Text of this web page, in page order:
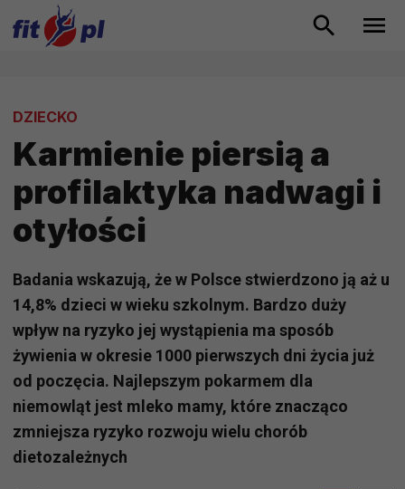
DZIECKO
Karmienie piersią a
profilaktyka nadwagi i
otyłości
Badania wskazują, że w Polsce stwierdzono ją aż u
14,8% dzieci w wieku szkolnym. Bardzo duży
wpływ na ryzyko jej wystąpienia ma sposób
żywienia w okresie 1000 pierwszych dni życia już
od poczęcia. Najlepszym pokarmem dla
niemowląt jest mleko mamy, które znacząco
zmniejsza ryzyko rozwoju wielu chorób
dietozależnych